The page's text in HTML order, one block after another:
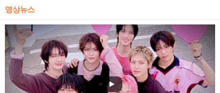
영상뉴스